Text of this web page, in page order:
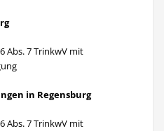
Abs. 7 TrinkwV mit
in Regensburg
Abs. 7 TrinkwV mit